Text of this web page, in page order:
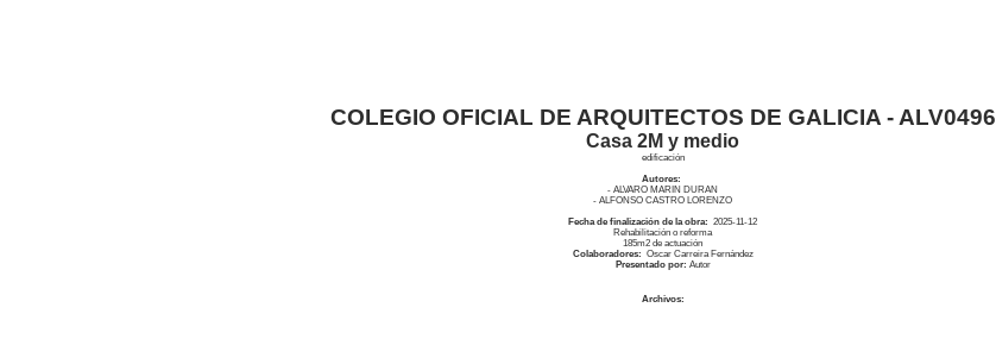
COLEGIO OFICIAL DE ARQUITECTOS DE GALICIA - ALV0496
Casa 2M y medio
edificación
Autores:
- ALVARO MARIN DURAN
- ALFONSO CASTRO LORENZO
Fecha de finalización de la obra: 2025-11-12
Rehabilitación o reforma
185m2 de actuación
Colaboradores: Oscar Carreira Fernández
Presentado por: Autor
Archivos: